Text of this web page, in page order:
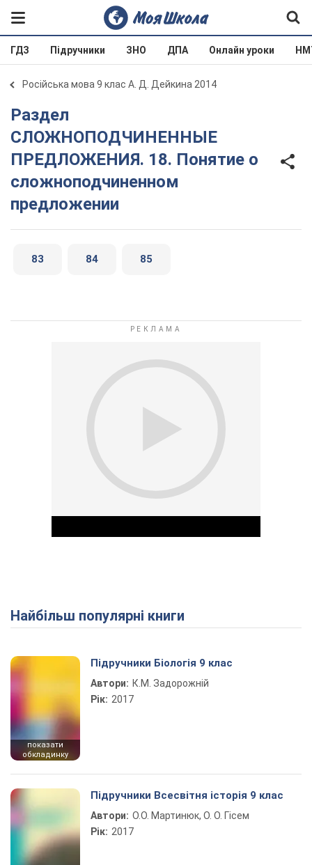
ГДЗ Підручники ЗНО ДПА Онлайн уроки
Російська мова 9 клас А. Д. Дейкина 2014
Раздел
СЛОЖНОПОДЧИНЕННЫЕ
ПРЕДЛОЖЕНИЯ. 18. Понятие о
сложноподчиненном
предложении
83 84 85
Play Video
Найбільш популярні книги
показати
обкладинку
Підручники Біологія 9 клас
Автори: К.М. Задорожній
Рік: 2017
Підручники Всесвітня історія 9 клас
Автори: О.О. Мартинюк, О. О. Гісем
Рік: 2017